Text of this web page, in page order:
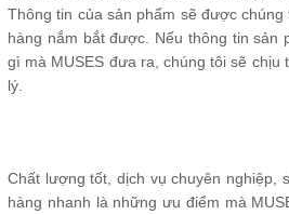
Thông tin của sản phẩm sẽ được
hàng nắm bắt được. Nếu thông tin sản
gì mà MUSES đưa ra, chúng tôi sẽ chịu
lý.
Chất lượng tốt, dịch vụ chuyên nghiệp,
hàng nhanh là những ưu điểm mà